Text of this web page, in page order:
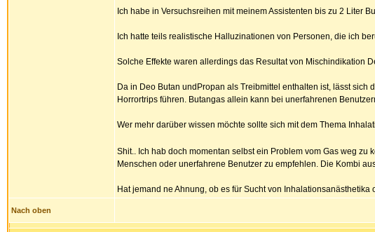
Ich habe in Versuchsreihen mit meinem Assistenten bis zu 2 Liter
Ich hatte teils realistische Halluzinationen von Personen, die ich
Solche Effekte waren allerdings das Resultat von Mischindikation
Da in Deo Butan undPropan als Treibmittel enthalten ist, lässt
Horrortrips führen. Butangas allein kann bei unerfahrenen
Wer mehr darüber wissen möchte sollte sich mit dem Thema
Shit.. Ich hab doch momentan selbst ein Problem vom Gas weg
Menschen oder unerfahrene Benutzer zu empfehlen. Die Kombi
Hat jemand ne Ahnung, ob es für Sucht von
Nach oben